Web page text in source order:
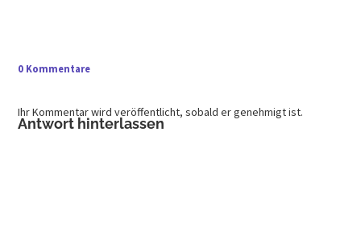
0 Kommentare
Ihr Kommentar wird veröffentlicht, sobald er genehmigt ist.
Antwort hinterlassen